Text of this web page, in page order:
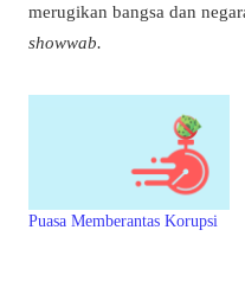
merugikan bangsa dan
showwab.
Puasa Memberantas Korupsi